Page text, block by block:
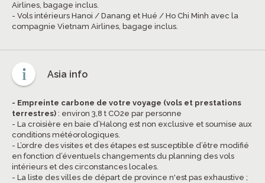
Airlines, bagage inclus.
- Vols intérieurs Hanoi / Danang et Hué / Ho Chi Minh avec la
compagnie Vietnam Airlines, bagage inclus.
Asia info
- Empreinte carbone de votre voyage (vols et prestations
terrestres) : environ 3,8 t CO2e par personne
- La croisière en baie d’Halong est non exclusive et soumise aux
conditions météorologiques.
- L’ordre des visites et des étapes est susceptible d’être modifié
en fonction d’éventuels changements du planning des vols
intérieurs et des circonstances locales.
- La liste des villes de départ de province n'est pas exhaustive ;